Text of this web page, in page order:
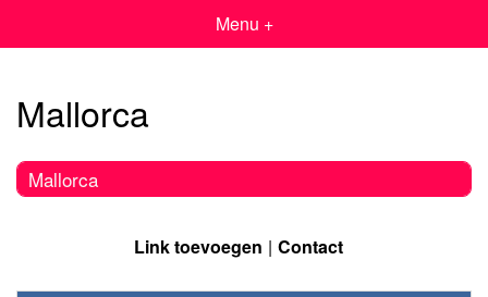
Menu +
Mallorca
Mallorca
Link toevoegen Contact